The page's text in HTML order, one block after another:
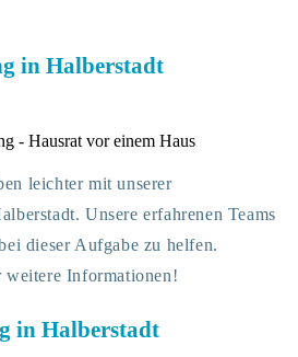
in Halberstadt
leichter mit unserer
Unsere erfahrenen Teams
dieser Aufgabe zu helfen.
Informationen!
in Halberstadt